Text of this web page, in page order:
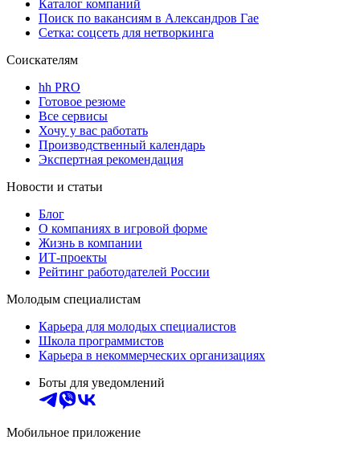
Каталог компаний
Поиск по вакансиям в Александров Гае
Сетка: соцсеть для нетворкинга
Соискателям
hh PRO
Готовое резюме
Все сервисы
Хочу у вас работать
Производственный календарь
Экспертная рекомендация
Новости и статьи
Блог
О компаниях в игровой форме
Жизнь в компании
ИТ-проекты
Рейтинг работодателей России
Молодым специалистам
Карьера для молодых специалистов
Школа программистов
Карьера в некоммерческих организациях
Боты для уведомлений
Мобильное приложение